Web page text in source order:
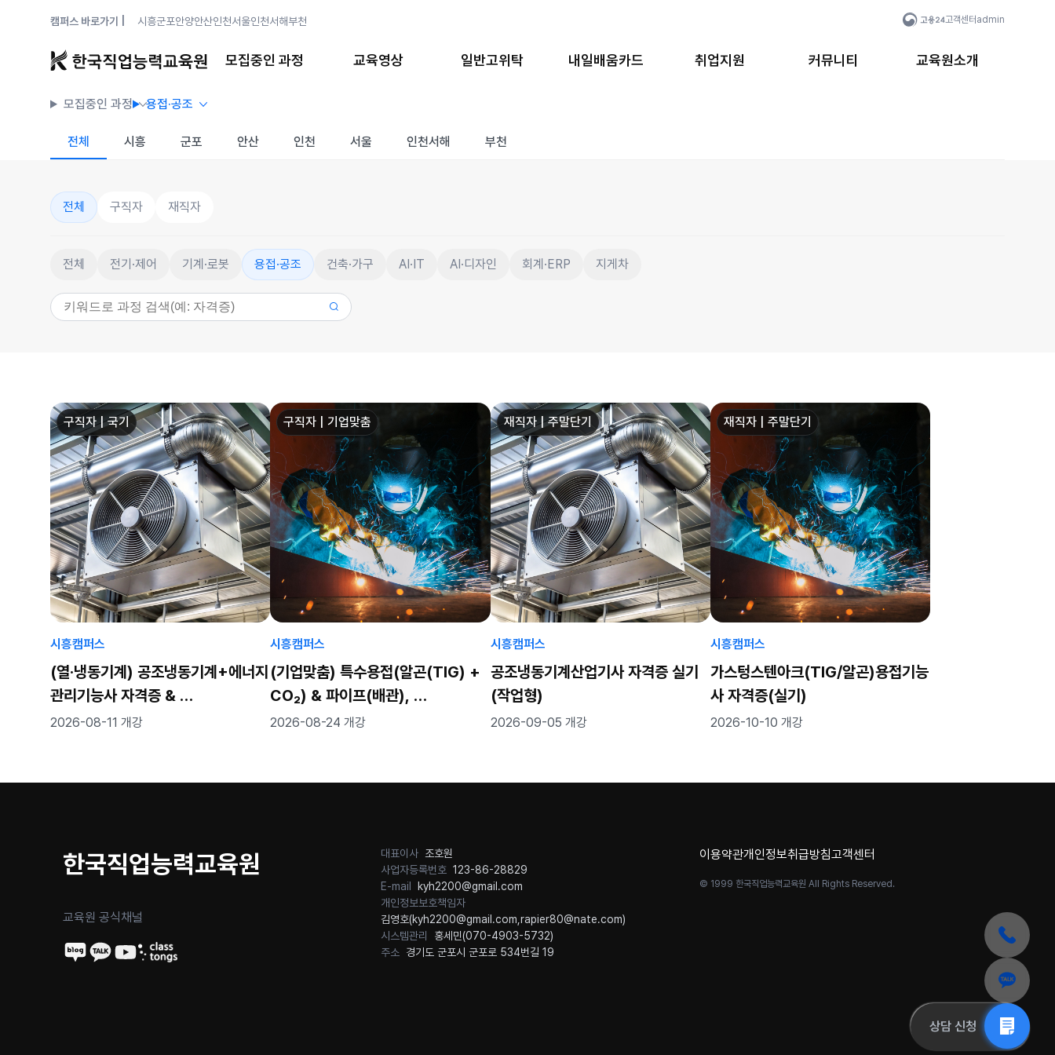
캠퍼스 바로가기 | 시흥군포안양안산인천서울인천서해부천 고객센터 admin
모집중인 과정 교육영상 일반고위탁 내일배움카드 취업지원 커뮤니티 교육원소개
모집중인 과정 용접·공조
전체 시흥 군포 안산 인천 서울 인천서해 부천
전체 구직자 재직자
전체 전기·제어 기계·로봇 용접·공조 건축·가구 AI·IT AI·디자인 회계·ERP 지게차
구직자 | 국기
시흥캠퍼스
(열·냉동기계) 공조냉동기계+에너지
관리기능사 자격증 &
열냉동설비 설치 실무
2026-08-11 개강
구직자 | 기업맞춤
시흥캠퍼스
(기업맞춤) 특수용접(알곤(TIG) +
CO₂) & 파이프(배관),
스테인리스/알루미늄 용접 실무 ★가
2026-08-24 개강
재직자 | 주말단기
시흥캠퍼스
공조냉동기계산업기사 자격증 실기
(작업형)
2026-09-05 개강
재직자 | 주말단기
시흥캠퍼스
가스텅스텐아크(TIG/알곤)용접기능
사 자격증(실기)
2026-10-10 개강
한국직업능력교육원
교육원 공식채널
대표이사 조호원
사업자등록번호 123-86-28829
E-mail
kyh2200@gmail.com
개인정보보호책임자
김영호(kyh2200@gmail.com,rapier80@nate.com)
시스템관리
홍세민(070-4903-5732)
주소 경기도 군포시 군포로 534번길 19
이용약관개인정보취급방침고객센터
© 1999 한국직업능력교육원 All Rights Reserved.